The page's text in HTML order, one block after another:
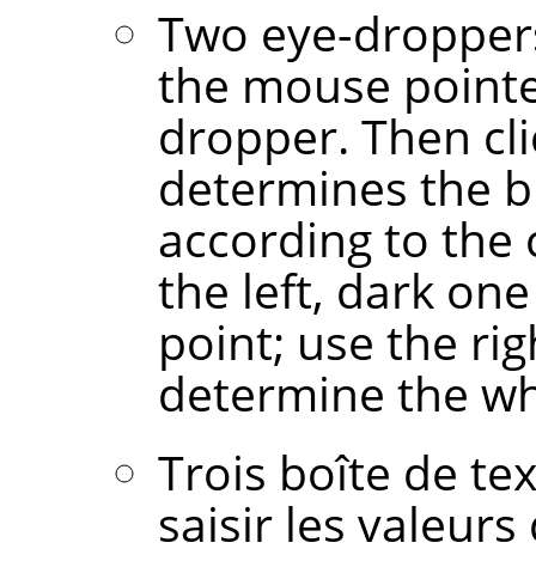
Two eye-
the mouse
dropper. Then
determines the
according to the
the left, dark
point; use the
determine the
Trois boîte de
saisir les